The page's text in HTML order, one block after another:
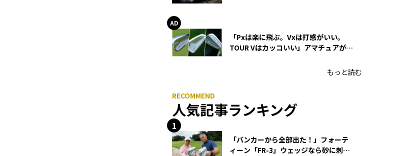
「Pxは楽に飛ぶ。Vxは打感がいい。
TOUR Vはカッコいい」アマチュアが選
もっと読む
人気記事ランキング
「バンカーから全部出た！」フォーテ
ィーン「FR-3」ウェッジなら砂に刺さ